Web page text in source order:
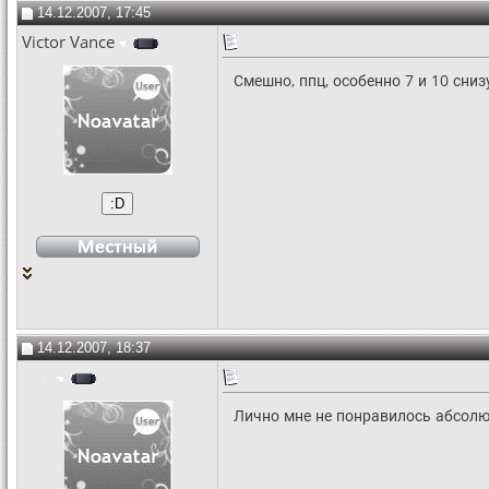
14.12.2007, 17:45
Victor Vance
Смешно, ппц, особенно 7 и 10
14.12.2007, 18:37
Лично мне не понравилось